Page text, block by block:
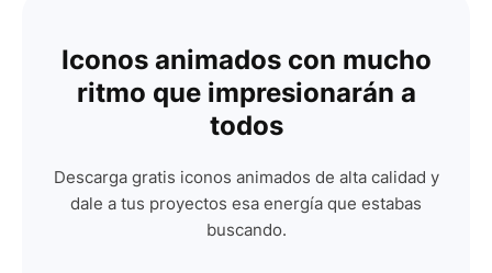
Iconos animados con mucho
ritmo que impresionarán a
todos
Descarga gratis iconos animados de alta calidad y
dale a tus proyectos esa energía que estabas
buscando.